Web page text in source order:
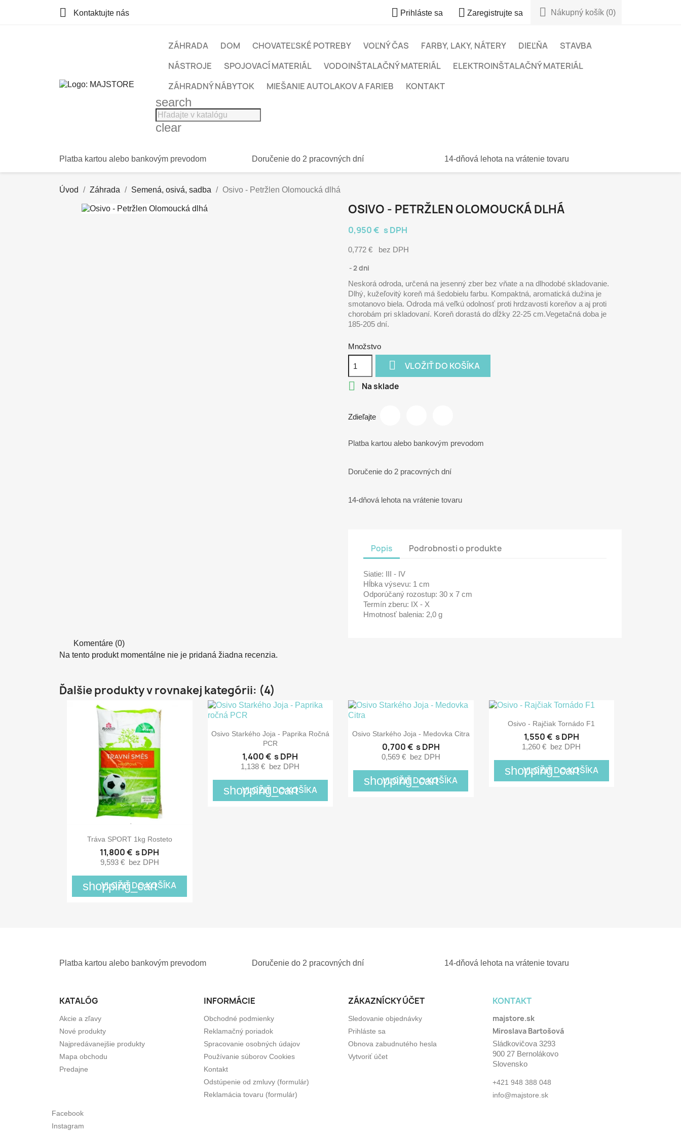
 Kontaktujte nás  Prihláste sa  Zaregistrujte sa  Nákupný košík (0)
ZÁHRADA DOM CHOVATEĽSKÉ POTREBY VOĽNÝ ČAS FARBY, LAKY, NÁTERY DIEĽŇA
STAVBA
NÁSTROJE
SPOJOVACÍ MATERIÁL VODOINŠTALAČNÝ MATERIÁL
ELEKTROINŠTALAČNÝ MATERIÁL
ZÁHRADNÝ NÁBYTOK
MIEŠANIE AUTOLAKOV A FARIEB KONTAKT
search
clear
Platba kartou alebo bankovým prevodom Doručenie do 2 pracovných dní 14-dňová lehota na vrátenie tovaru
Úvod Záhrada Semená, osivá, sadba Osivo - Petržlen Olomoucká dlhá
OSIVO - PETRŽLEN OLOMOUCKÁ DLHÁ
0,950 € s DPH
0,772 € bez DPH
2 dni
Neskorá odroda, určená na jesenný zber bez vňate a na dlhodobé skladovanie.
Dlhý, kužeľovitý koreň má šedobielu farbu. Kompaktná, aromatická dužina je
smotanovo biela. Odroda má veľkú odolnosť proti hrdzavosti koreňov a aj proti
chorobám pri skladovaní. Koreň dorastá do dĺžky 22-25 cm.Vegetačná doba je
185-205 dní.
Množstvo
 VLOŽIŤ DO KOŠÍKA
 Na sklade
Zdieľajte
Platba kartou alebo bankovým prevodom
Doručenie do 2 pracovných dní
14-dňová lehota na vrátenie tovaru
Popis Podrobnosti o produkte
Siatie: III - IV
Hĺbka výsevu: 1 cm
Odporúčaný rozostup: 30 x 7 cm
Termín zberu: IX - X
Hmotnosť balenia: 2,0 g
Komentáre (0)
Na tento produkt momentálne nie je pridaná žiadna recenzia.
Ďalšie produkty v rovnakej kategórii: (4)
 Rýchly náhľad
Tráva SPORT 1kg Rosteto
11,800 € s DPH
9,593 € bez DPH
shopping_cart
VLOŽIŤ DO KOŠÍKA
 Rýchly náhľad
Osivo Starkého Joja - Paprika Ročná
PCR
1,400 € s DPH
1,138 € bez DPH
shopping_cart
VLOŽIŤ DO KOŠÍKA
 Rýchly náhľad
Osivo Starkého Joja - Medovka Citra
0,700 € s DPH
0,569 € bez DPH
shopping_cart
VLOŽIŤ DO KOŠÍKA
 Rýchly náhľad
Osivo - Rajčiak Tornádo F1
1,550 € s DPH
1,260 € bez DPH
shopping_cart
VLOŽIŤ DO KOŠÍKA
Platba kartou alebo bankovým prevodom Doručenie do 2 pracovných dní 14-dňová lehota na vrátenie tovaru
KATALÓG
Akcie a zľavy
Nové produkty
Najpredávanejšie produkty
Mapa obchodu
Predajne
INFORMÁCIE
Obchodné podmienky
Reklamačný poriadok
Spracovanie osobných údajov
Používanie súborov Cookies
Kontakt
Odstúpenie od zmluvy (formulár)
Reklamácia tovaru (formulár)
ZÁKAZNÍCKY ÚČET
Sledovanie objednávky
Prihláste sa
Obnova zabudnutého hesla
Vytvoriť účet
KONTAKT
majstore.sk
Miroslava Bartošová
Sládkovičova 3293
900 27 Bernolákovo
Slovensko
+421 948 388 048
info@majstore.sk
Facebook
Instagram